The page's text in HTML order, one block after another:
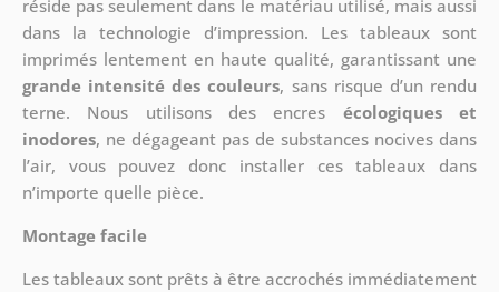
réside pas seulement dans le matériau utilisé, mais aussi
dans la technologie d’impression. Les tableaux sont
imprimés lentement en haute qualité, garantissant une
grande intensité des couleurs, sans risque d’un rendu
terne. Nous utilisons des encres écologiques et
inodores, ne dégageant pas de substances nocives dans
l’air, vous pouvez donc installer ces tableaux dans
n’importe quelle pièce.
Montage facile
Les tableaux sont prêts à être accrochés immédiatement